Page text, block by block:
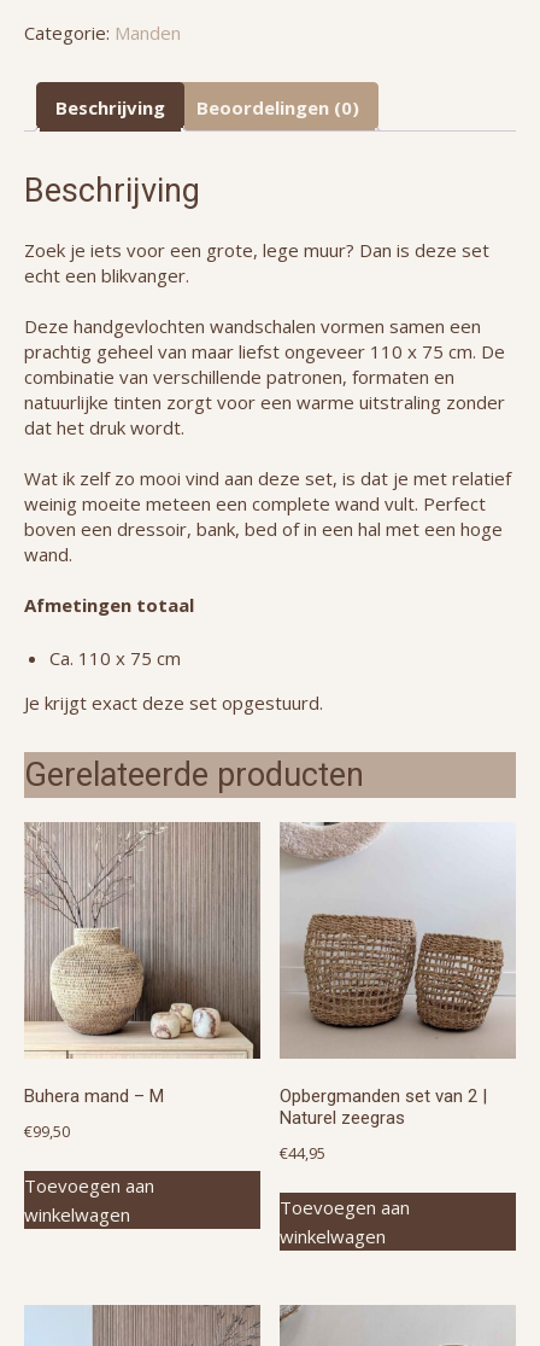
Categorie: Manden
Beschrijving Beoordelingen (0)
Beschrijving
Zoek je iets voor een grote, lege muur? Dan is deze set
echt een blikvanger.
Deze handgevlochten wandschalen vormen samen een
prachtig geheel van maar liefst ongeveer 110 x 75 cm. De
combinatie van verschillende patronen, formaten en
natuurlijke tinten zorgt voor een warme uitstraling zonder
dat het druk wordt.
Wat ik zelf zo mooi vind aan deze set, is dat je met relatief
weinig moeite meteen een complete wand vult. Perfect
boven een dressoir, bank, bed of in een hal met een hoge
wand.
Afmetingen totaal
Ca. 110 x 75 cm
Je krijgt exact deze set opgestuurd.
Gerelateerde producten
Buhera mand – M
€99,50
Toevoegen aan
winkelwagen
Opbergmanden set van 2 |
Naturel zeegras
€44,95
Toevoegen aan
winkelwagen